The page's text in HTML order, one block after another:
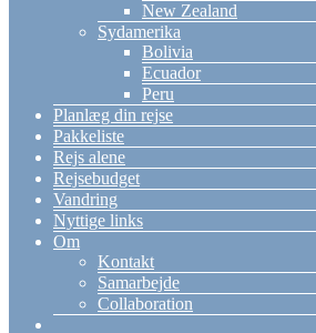
New Zealand
Sydamerika
Bolivia
Ecuador
Peru
Planlæg din rejse
Pakkeliste
Rejs alene
Rejsebudget
Vandring
Nyttige links
Om
Kontakt
Samarbejde
Collaboration